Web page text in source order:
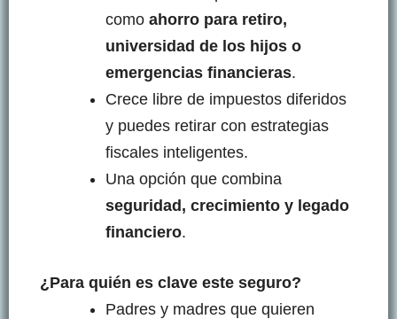
como ahorro para retiro,
universidad de los hijos o
emergencias financieras.
Crece libre de impuestos diferidos
y puedes retirar con estrategias
fiscales inteligentes.
Una opción que combina
seguridad, crecimiento y legado
financiero.
¿Para quién es clave este seguro?
Padres y madres que quieren